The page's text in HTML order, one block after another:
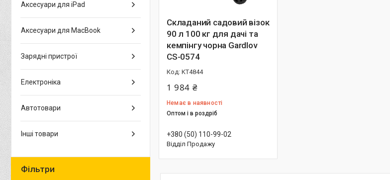
Складаний садовий візок
90 л 100 кг для дачі та
кемпінгу чорна Gardlov
СS-0574
KT4844
1 984 ₴
Немає в наявності
Оптом і в роздріб
+380 (50) 110-99-02
Відділ Продажу
Аксесуари для iPad
Аксесуари для MacBook
Зарядні пристрої
Електроніка
Автотовари
Інші товари
Фільтри